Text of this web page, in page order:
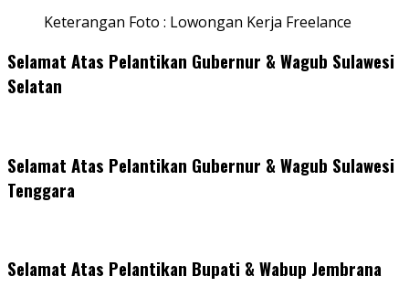
Keterangan Foto : Lowongan Kerja Freelance
Selamat Atas Pelantikan Gubernur & Wagub Sulawesi
Selatan
Selamat Atas Pelantikan Gubernur & Wagub Sulawesi
Tenggara
Selamat Atas Pelantikan Bupati & Wabup Jembrana